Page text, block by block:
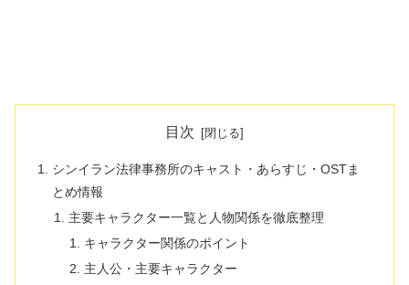
目次
シンイラン法律事務所のキャスト・あらすじ・OSTま
とめ情報
主要キャラクター一覧と人物関係を徹底整理
キャラクター関係のポイント
主人公・主要キャラクター